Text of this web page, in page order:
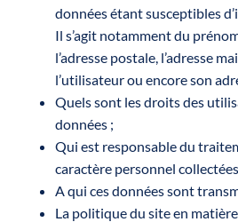
données étant susceptibles
Il s’agit notamment du
l’adresse postale, l’adresse
l’utilisateur ou encore son
Quels sont les droits des
données ;
Qui est responsable du
caractère personnel
A qui ces données sont
La politique du site en matière